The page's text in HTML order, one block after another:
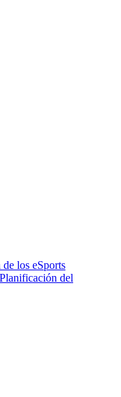
los eSports
del